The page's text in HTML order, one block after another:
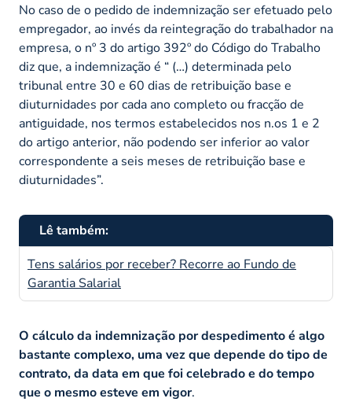
No caso de o pedido de indemnização ser efetuado pelo
empregador, ao invés da reintegração do trabalhador na
empresa, o nº 3 do artigo 392º do Código do Trabalho
diz que, a indemnização é “ (…) determinada pelo
tribunal entre 30 e 60 dias de retribuição base e
diuturnidades por cada ano completo ou fracção de
antiguidade, nos termos estabelecidos nos n.os 1 e 2
do artigo anterior, não podendo ser inferior ao valor
correspondente a seis meses de retribuição base e
diuturnidades”.
Lê também:
Tens salários por receber? Recorre ao Fundo de
Garantia Salarial
O cálculo da indemnização por despedimento é algo
bastante complexo, uma vez que depende do tipo de
contrato, da data em que foi celebrado e do tempo
que o mesmo esteve em vigor.